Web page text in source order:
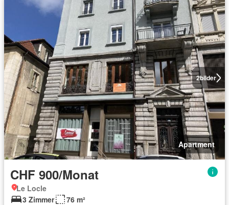
2bilder
Apartment
CHF 900/Monat
Le Locle
3 Zimmer
76 m²